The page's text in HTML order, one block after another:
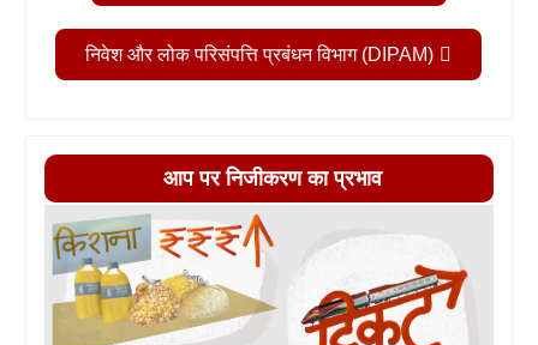
निवेश और लोक परिसंपत्ति प्रबंधन विभाग (DIPAM)
आप पर निजीकरण का प्रभाव